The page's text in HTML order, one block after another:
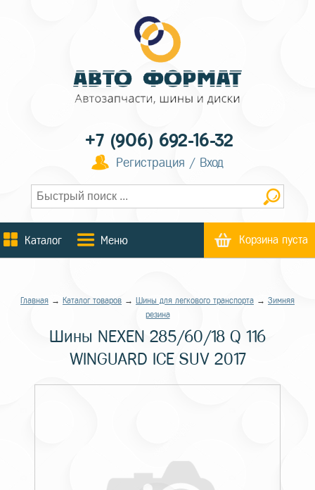
+7 (906) 692-16-32
Регистрация / Вход
Каталог Меню Корзина пуста
Главная → Каталог товаров → Шины для легкового транспорта → Зимняя
резина
Шины NEXEN 285/60/18 Q 116
WINGUARD ICE SUV 2017